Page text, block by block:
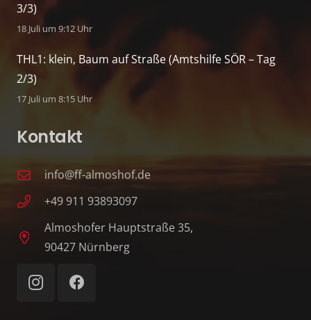
3/3)
18 Juli um 9:12 Uhr
THL1: klein, Baum auf Straße (Amtshilfe SÖR – Tag
2/3)
17 Juli um 8:15 Uhr
Kontakt
info@ff-almoshof.de
+49 911 93893097
Almoshofer Hauptstraße 35,
90427 Nürnberg